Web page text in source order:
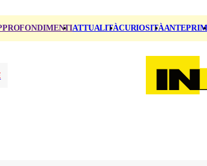
ATTUALITÀCURIOSITÀ